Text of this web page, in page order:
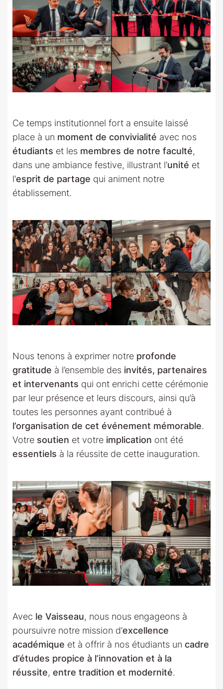
Ce temps institutionnel fort a ensuite laissé
place à un moment de convivialité avec nos
étudiants et les membres de notre faculté,
dans une ambiance festive, illustrant l’unité et
l’esprit de partage qui animent notre
établissement.
Nous tenons à exprimer notre profonde
gratitude à l’ensemble des invités, partenaires
et intervenants qui ont enrichi cette cérémonie
par leur présence et leurs discours, ainsi qu’à
toutes les personnes ayant contribué à
l’organisation de cet événement mémorable.
Votre soutien et votre implication ont été
essentiels à la réussite de cette inauguration.
Avec le Vaisseau, nous nous engageons à
poursuivre notre mission d’excellence
académique et à offrir à nos étudiants un cadre
d’études propice à l’innovation et à la
réussite, entre tradition et modernité.